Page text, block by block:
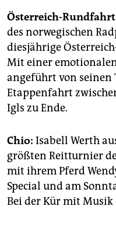
nord
wahrheit
verlag
verlag
veranstaltungen
fragen & hilfe
unterstützen
abo
Österreich-
des norwegischen
diesjährige
Mit einer
angeführt von seinen
Etappenfahrt
Igls zu Ende.
Chio: Isabell Werth
größten Reitturnier
mit ihrem Pferd
Special und am
Bei der Kür mit Musik